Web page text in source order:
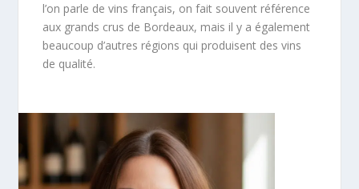
l’on parle de vins français, on fait souvent référence
aux grands crus de Bordeaux, mais il y a également
beaucoup d’autres régions qui produisent des vins
de qualité.